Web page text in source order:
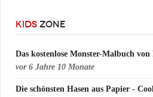
KIDS ZONE
Das kostenlose Monster-Malbuch
vor 6 Jahre 10 Monate
Die schönsten Hasen aus Papier -